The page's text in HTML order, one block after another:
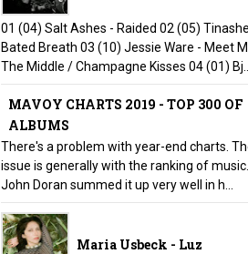
01 (04) Salt Ashes - Raided 02 (05)
Bated Breath 03 (10) Jessie Ware - Meet
The Middle / Champagne Kisses 04 (01) Bj...
MAVOY CHARTS 2019 - TOP 300 OF
ALBUMS
There's a problem with year-end charts.
issue is generally with the ranking of music.
John Doran summed it up very well in h...
Maria Usbeck - Luz